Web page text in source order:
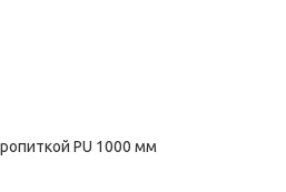
PU 1000 мм